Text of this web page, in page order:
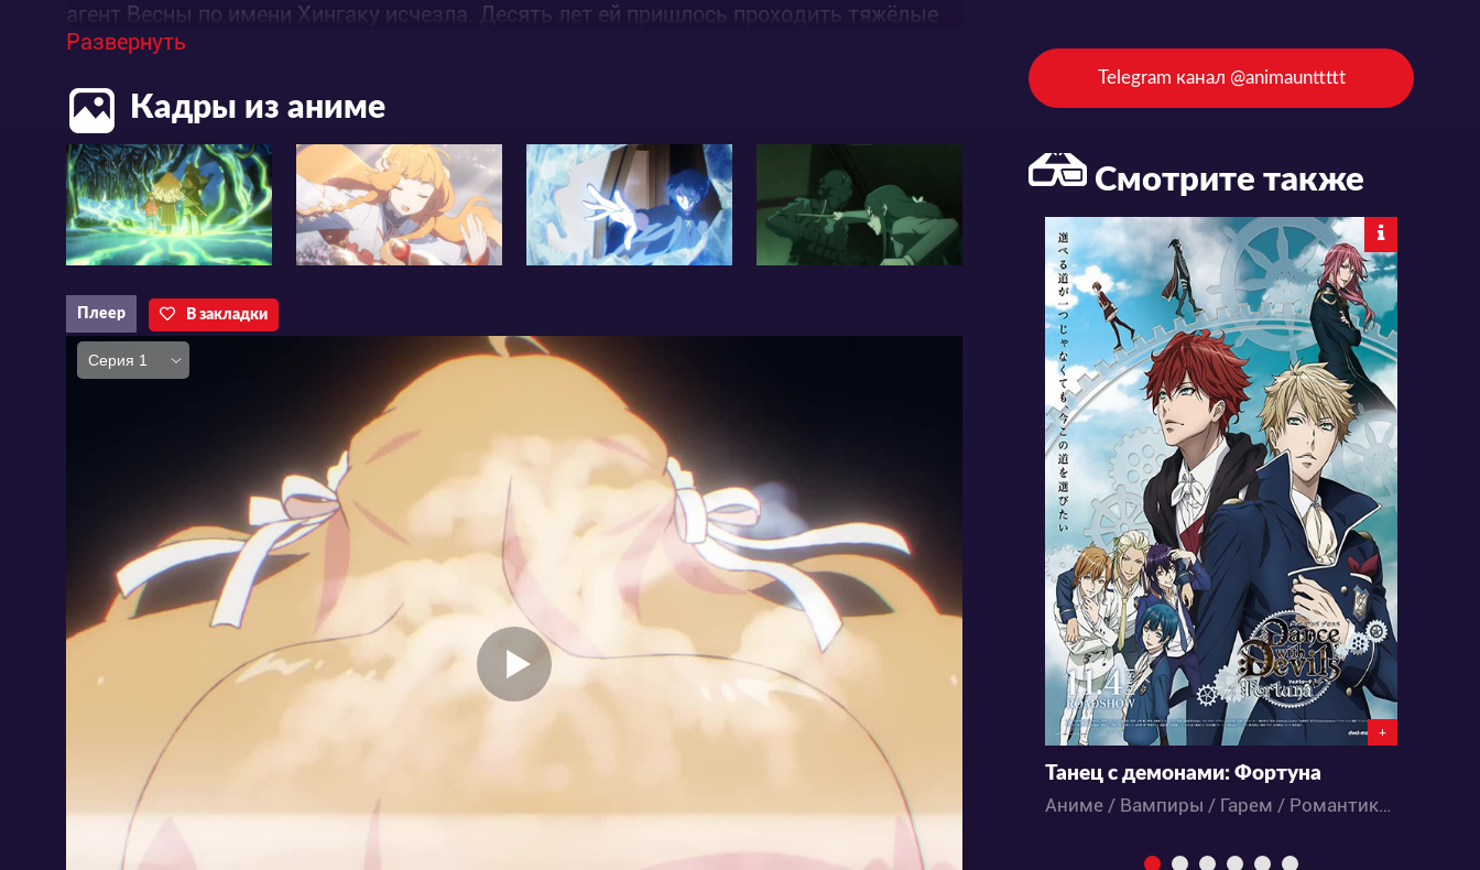
агент Весны по имени Хингаку исчезла. Десять лет ей пришлось проходить тяжёлые
испытания, чтобы вернуться на Землю и восстановить равновесие.
Развернуть
Кадры из аниме
Плеер В закладки
Telegram канал @animaunttttt
Смотрите также
+
Танец с демонами: Фортуна
Аниме / Вампиры / Гарем / Романтика / Паранормальное / Сёдзё